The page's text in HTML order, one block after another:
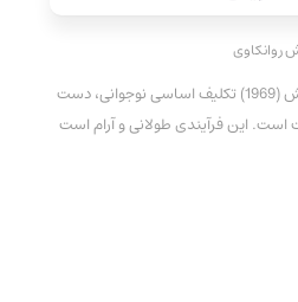
روانکاوی
پیرامون یادگیری شناخت خویش (1969) تکلیف اساسی نوجوانی، دست
است. این فرآیندی طولانی و آرام است